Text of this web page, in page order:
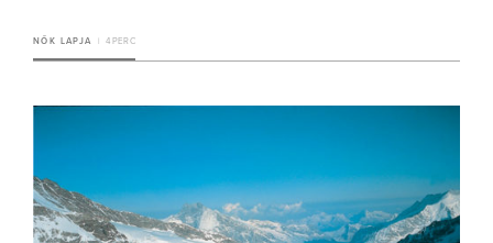
NŐK LAPJA 4 PERC